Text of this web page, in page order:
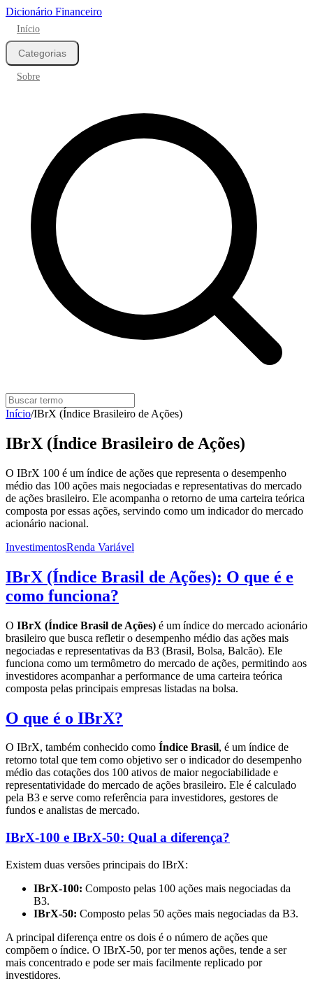
Dicionário Financeiro
Início
Categorias
Sobre
Início/IBrX (Índice Brasileiro de Ações)
IBrX (Índice Brasileiro de Ações)
O IBrX 100 é um índice de ações que representa o desempenho
médio das 100 ações mais negociadas e representativas do mercado
de ações brasileiro. Ele acompanha o retorno de uma carteira teórica
composta por essas ações, servindo como um indicador do mercado
acionário nacional.
InvestimentosRenda Variável
IBrX (Índice Brasil de Ações): O que é e
como funciona?
O IBrX (Índice Brasil de Ações) é um índice do mercado acionário
brasileiro que busca refletir o desempenho médio das ações mais
negociadas e representativas da B3 (Brasil, Bolsa, Balcão). Ele
funciona como um termômetro do mercado de ações, permitindo aos
investidores acompanhar a performance de uma carteira teórica
composta pelas principais empresas listadas na bolsa.
O que é o IBrX?
O IBrX, também conhecido como Índice Brasil, é um índice de
retorno total que tem como objetivo ser o indicador do desempenho
médio das cotações dos 100 ativos de maior negociabilidade e
representatividade do mercado de ações brasileiro. Ele é calculado
pela B3 e serve como referência para investidores, gestores de
fundos e analistas de mercado.
IBrX-100 e IBrX-50: Qual a diferença?
Existem duas versões principais do IBrX:
IBrX-100: Composto pelas 100 ações mais negociadas da
B3.
IBrX-50: Composto pelas 50 ações mais negociadas da B3.
A principal diferença entre os dois é o número de ações que
compõem o índice. O IBrX-50, por ter menos ações, tende a ser
mais concentrado e pode ser mais facilmente replicado por
investidores.